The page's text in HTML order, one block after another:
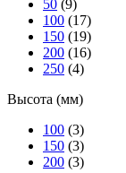
50 (9)
100 (17)
150 (19)
200 (16)
250 (4)
Высота (мм)
100 (3)
150 (3)
200 (3)